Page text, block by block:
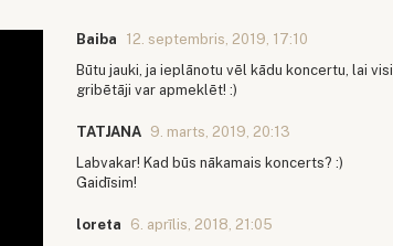
Baiba
12. septembris, 2019, 17:10
Būtu jauki, ja ieplānotu vēl kādu koncertu, lai visi
gribētāji var apmeklēt! :)
TATJANA 9. marts, 2019, 20:13
Labvakar! Kad būs nākamais koncerts? :)
Gaidīsim!
loreta
6. aprīlis, 2018, 21:05